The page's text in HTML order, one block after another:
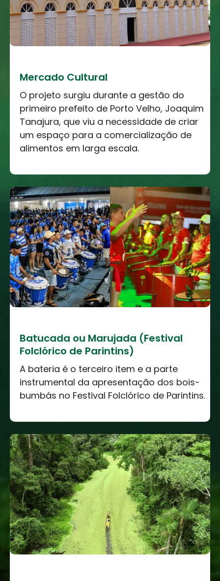
Mercado Cultural
O projeto surgiu durante a gestão do
primeiro prefeito de Porto Velho, Joaquim
Tanajura, que viu a necessidade de criar
um espaço para a comercialização de
alimentos em larga escala.
Batucada ou Marujada (Festival
Folclórico de Parintins)
A bateria é o terceiro item e a parte
instrumental da apresentação dos bois-
bumbás no Festival Folclórico de Parintins.